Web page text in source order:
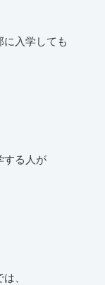
入学しても
する人が
、